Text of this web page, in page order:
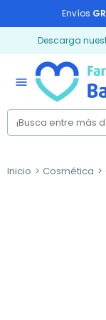
Envíos
Descarga
menu
Inicio Cosmética